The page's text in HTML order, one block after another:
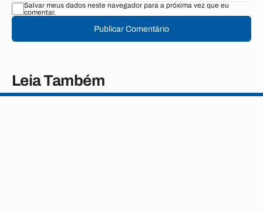
Salvar meus dados neste navegador para a próxima vez que eu
comentar.
Publicar Comentário
Leia Também